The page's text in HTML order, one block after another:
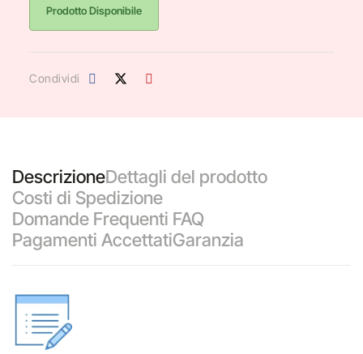
Prodotto Disponibile
Condividi
DescrizioneDettagli del prodotto
Costi di Spedizione
Domande Frequenti FAQ
Pagamenti AccettatiGaranzia